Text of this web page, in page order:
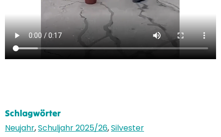
Schlagwörter
Neujahr,Schuljahr 2025/26,Silvester